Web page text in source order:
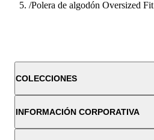
/Polera de algodón Oversized Fit
COLECCIONES
INFORMACIÓN CORPORATIVA